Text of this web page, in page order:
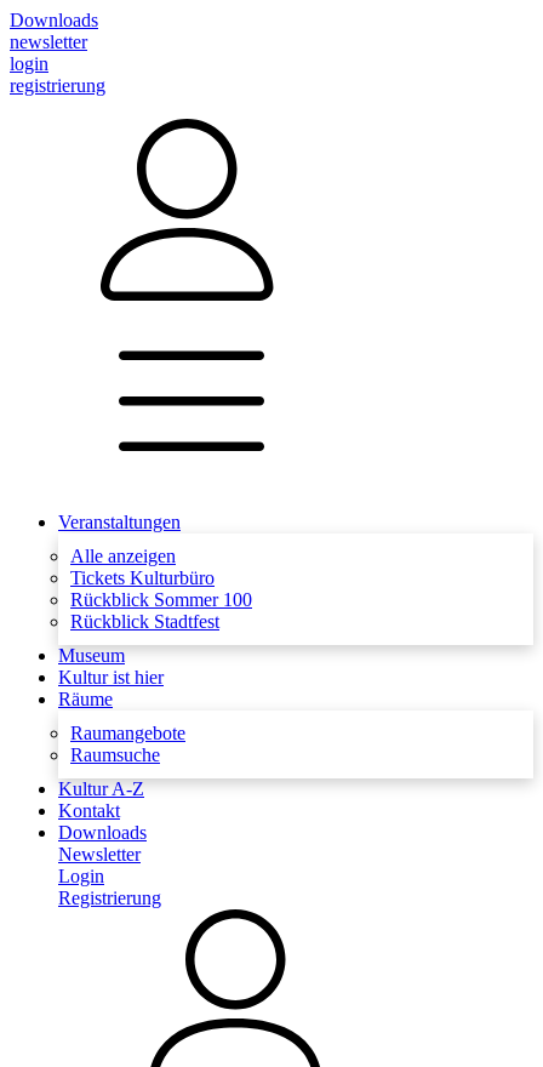
Downloads
newsletter
login
registrierung
Veranstaltungen
Alle anzeigen
Tickets Kulturbüro
Rückblick Sommer 100
Rückblick Stadtfest
Museum
Kultur ist hier
Räume
Raumangebote
Raumsuche
Kultur A-Z
Kontakt
Downloads
Newsletter
Login
Registrierung